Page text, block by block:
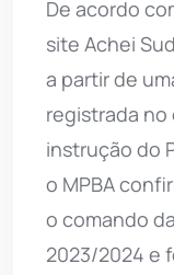
De acordo
site Achei
a partir de
registrada no
instrução do
o MPBA
o comando
2023/2024 e